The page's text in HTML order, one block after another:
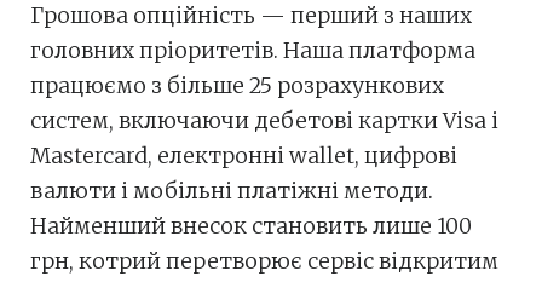
Грошова опційність — перший з наших
головних пріоритетів. Наша платформа
працюємо з більше 25 розрахункових
систем, включаючи дебетові картки Visa і
Mastercard, електронні wallet, цифрові
валюти і мобільні платіжні методи.
Найменший внесок становить лише 100
грн, котрий перетворює сервіс відкритим